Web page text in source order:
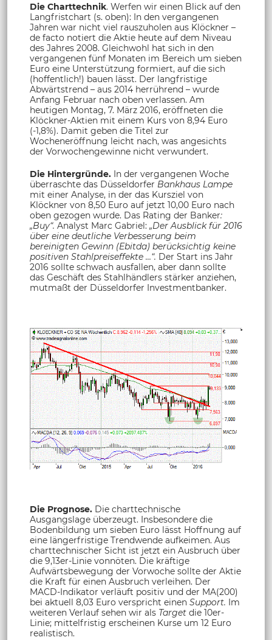
Die Charttechnik. Werfen wir einen Blick auf den
Langfristchart (s. oben): In den vergangenen
Jahren war nicht viel rauszuholen aus Klöckner –
de facto notiert die Aktie heute auf dem Niveau
des Jahres 2008. Gleichwohl hat sich in den
vergangenen fünf Monaten im Bereich um sieben
Euro eine Unterstützung formiert, auf die sich
(hoffentlich!) bauen lässt. Der langfristige
Abwärtstrend – aus 2014 herrührend – wurde
Anfang Februar nach oben verlassen. Am
heutigen Montag, 7. März 2016, eröffneten die
Klöckner-Aktien mit einem Kurs von 8,94 Euro
(-1,8%). Damit geben die Titel zur
Wocheneröffnung leicht nach, was angesichts
der Vorwochengewinne nicht verwundert.
Die Hintergründe. In der vergangenen Woche
überraschte das Düsseldorfer Bankhaus Lampe
mit einer Analyse, in der das Kursziel von
Klöckner von 8,50 Euro auf jetzt 10,00 Euro nach
oben gezogen wurde. Das Rating der Banker:
„Buy“. Analyst Marc Gabriel: „Der Ausblick für 2016
über eine deutliche Verbesserung beim
bereinigten Gewinn (Ebitda) berücksichtig keine
positiven Stahlpreiseffekte …“. Der Start ins Jahr
2016 sollte schwach ausfallen, aber dann sollte
das Geschäft des Stahlhändlers stärker anziehen,
mutmaßt der Düsseldorfer Investmentbanker.
Die Prognose. Die charttechnische
Ausgangslage überzeugt. Insbesondere die
Bodenbildung um sieben Euro lässt Hoffnung auf
eine längerfristige Trendwende aufkeimen. Aus
charttechnischer Sicht ist jetzt ein Ausbruch über
die 9,13er-Linie vonnöten. Die kräftige
Aufwärtsbewegung der Vorwoche sollte der Aktie
die Kraft für einen Ausbruch verleihen. Der
MACD-Indikator verläuft positiv und der MA(200)
bei aktuell 8,03 Euro verspricht einen Support. Im
weiteren Verlauf sehen wir als Target die 10er-
Linie; mittelfristig erscheinen Kurse um 12 Euro
realistisch.